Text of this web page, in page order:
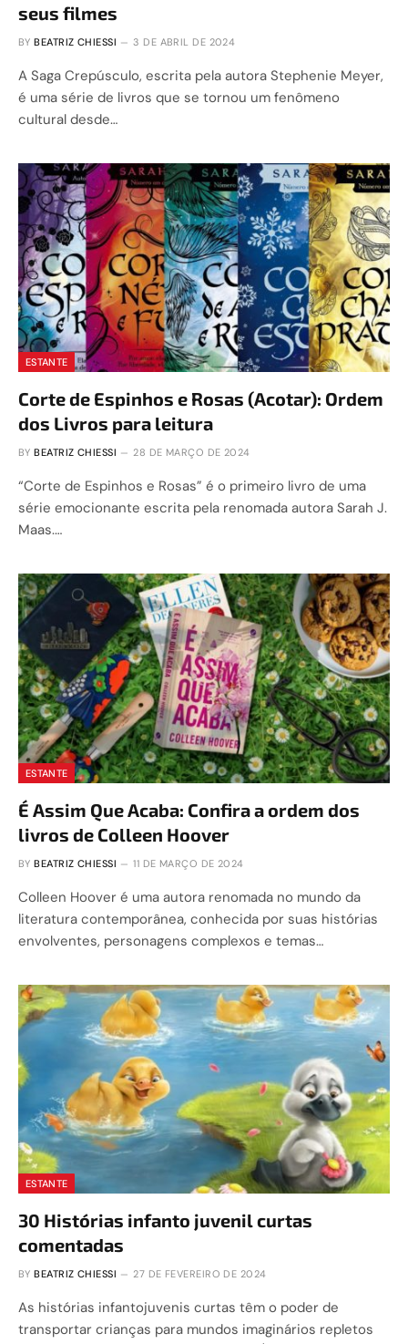
seus filmes
BY BEATRIZ CHIESSI 3 DE ABRIL DE 2024
A Saga Crepúsculo, escrita pela autora Stephenie Meyer,
é uma série de livros que se tornou um fenômeno
cultural desde…
ESTANTE
Corte de Espinhos e Rosas (Acotar): Ordem
dos Livros para leitura
BY BEATRIZ CHIESSI 28 DE MARÇO DE 2024
“Corte de Espinhos e Rosas” é o primeiro livro de uma
série emocionante escrita pela renomada autora Sarah J.
Maas.…
ESTANTE
É Assim Que Acaba: Confira a ordem dos
livros de Colleen Hoover
BY BEATRIZ CHIESSI 11 DE MARÇO DE 2024
Colleen Hoover é uma autora renomada no mundo da
literatura contemporânea, conhecida por suas histórias
envolventes, personagens complexos e temas…
ESTANTE
30 Histórias infanto juvenil curtas
comentadas
BY BEATRIZ CHIESSI 27 DE FEVEREIRO DE 2024
As histórias infantojuvenis curtas têm o poder de
transportar crianças para mundos imaginários repletos